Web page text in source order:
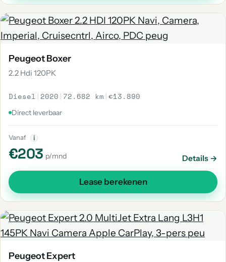
Peugeot Boxer
2.2 Hdi 120PK
Diesel | 2020 | 72.682 km |€13.890
Direct leverbaar
Vanaf i
€203 p/mnd Details →
Lease berekenen
Peugeot Expert